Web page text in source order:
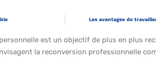
Les avantages de
est un objectif de plus en plus
la reconversion professionnelle